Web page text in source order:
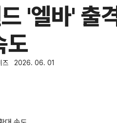
'엘바' 출
도
즈 2026. 06. 01